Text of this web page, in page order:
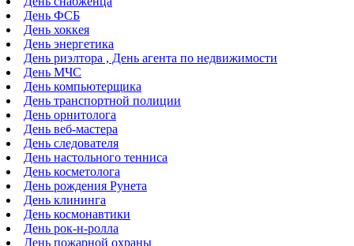
День ФСБ
День хоккея
День энергетика
День риэлтора , День агента по недвижимости
День МЧС
День компьютерщика
День транспортной полиции
День орнитолога
День веб-мастера
День следователя
День настольного тенниса
День косметолога
День рождения Рунета
День клининга
День космонавтики
День рок-н-ролла
День пожарной охраны